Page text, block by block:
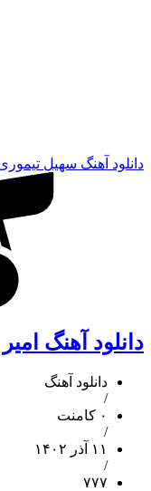
دانلود آهنگ سهیل
دانلود آهنگ
دانلود آهنگ
/
۰ کامنت
/
۱۱ آذر ۱۴۰۲
/
۷۷۷